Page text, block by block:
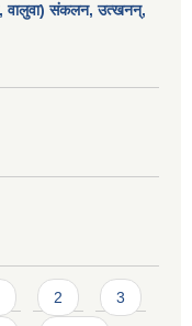
वालुवा) संकलन, उत्खनन्,
2 3